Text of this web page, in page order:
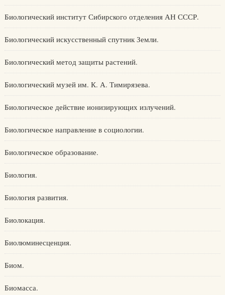
Биологический институт Сибирского отделения АН СССР.
Биологический искусственный спутник Земли.
Биологический метод защиты растений.
Биологический музей им. К. А. Тимирязева.
Биологическое действие ионизирующих излучений.
Биологическое направление в социологии.
Биологическое образование.
Биология.
Биология развития.
Биолокация.
Биолюминесценция.
Биом.
Биомасса.